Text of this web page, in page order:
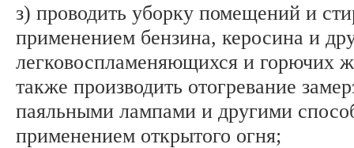
з) проводить уборку помещений и
применением бензина, керосина и
легковоспламеняющихся и горючих
также производить отогревание
паяльными лампами и другими
применением открытого огня;